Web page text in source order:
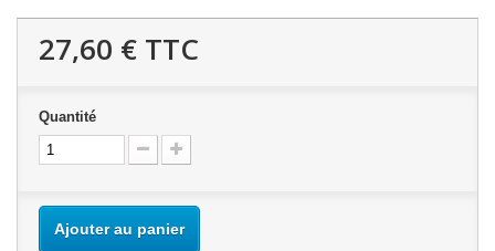
27,60 € TTC
Quantité
Ajouter au panier